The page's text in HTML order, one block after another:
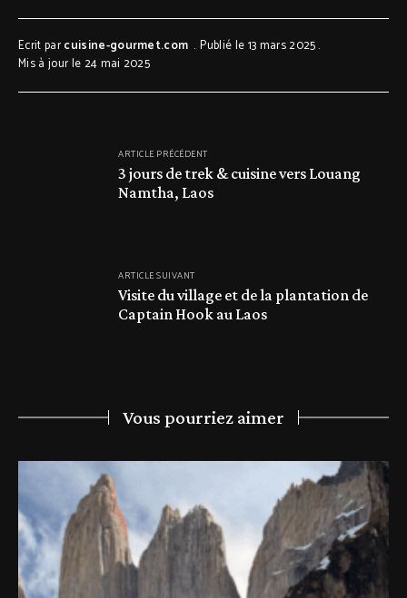
Ecrit parcuisine-gourmet.com
Publié le 13 mars 2025
Mis à jour le 24 mai 2025
ARTICLE PRÉCÉDENT
3 jours de trek & cuisine vers Louang
Namtha, Laos
ARTICLE SUIVANT
Visite du village et de la plantation de
Captain Hook au Laos
Vous pourriez aimer